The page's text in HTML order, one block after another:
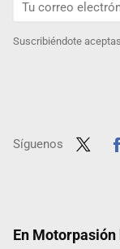
Suscribiéndote
Síguenos
En